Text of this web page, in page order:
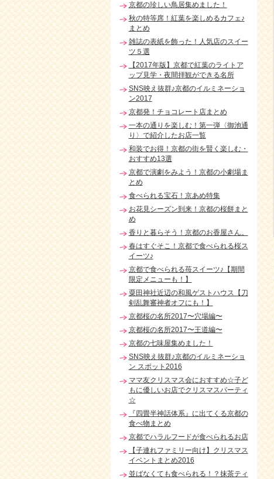
京都の珍しい鳥居集めました！
秋の特等席！紅葉を楽しめるカフェ♪
まとめ
雑誌の表紙を飾った！人気店のスイー
ツ５選
【2017年版】京都で紅葉のライトア
ップ見学・夜間拝観ができる名所
SNS映え抜群♪京都のイルミネーショ
ン2017
京都発！チョコレート店まとめ
一本の通りを楽しむ！第一弾〈御池通
り〉で紹介したお店一覧
和装でお得！京都の街を賢く楽しむ・
おすすめ13選
京都で演劇をみよう！京都の小劇場ま
とめ
食べられる宝石！京あめ特集
お花見シーズン到来！京都の桜餅まと
め
香りと暮らそう！京都のお香屋さん。
春はすぐそこ！京都で食べられる桜ス
イーツ♪
京都で食べられる苺スイーツ♪【期間
限定メニューも！】
粟田神社近辺の和風ゲストハウス【刀
剣乱舞審神者オフにも！】
京都桜の名所2017〜穴場編〜
京都桜の名所2017〜王道編〜
京都の七味屋集めました！
SNS映え抜群♪京都のイルミネーショ
ン スポット2016
ママ友クリスマス会におすすめ☆子ど
もに優しいお店でクリスマスパーティ
☆
『四畳半神話体系』に出てくる京都の
食べ物まとめ
京都でハラルフードが食べられるお店
【子連れファミリー向け】クリスマス
イベントまとめ2016
並ばなくても食べられる！？抹茶ティ